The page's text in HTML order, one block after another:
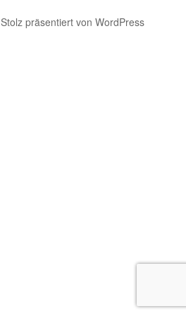
Stolz präsentiert von WordPress